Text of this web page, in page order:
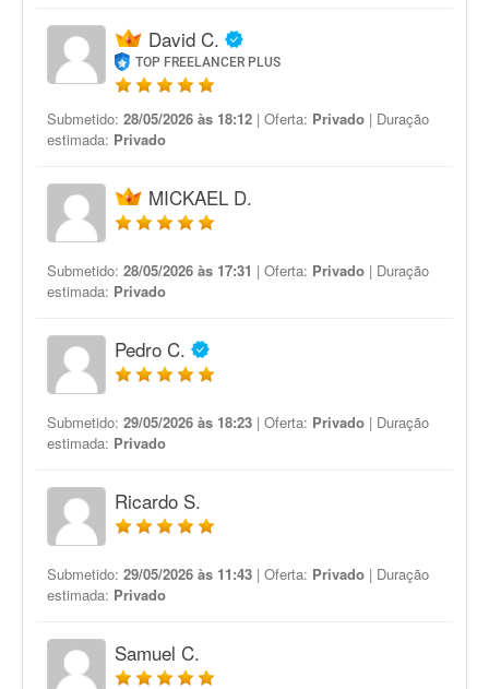
David C.
TOP FREELANCER PLUS
Submetido: 28/05/2026 às 18:12 | Oferta: Privado | Duração
estimada: Privado
MICKAEL D.
Submetido: 28/05/2026 às 17:31 | Oferta: Privado | Duração
estimada: Privado
Pedro C.
Submetido: 29/05/2026 às 18:23 | Oferta: Privado | Duração
estimada: Privado
Ricardo S.
Submetido: 29/05/2026 às 11:43 | Oferta: Privado | Duração
estimada: Privado
Samuel C.